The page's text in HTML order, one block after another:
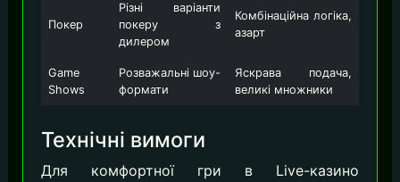
Покер
Різні варіанти
покеру з
дилером
Комбінаційна логіка,
азарт
Game
Shows
Розважальні шоу-
формати
Яскрава подача,
великі множники
Технічні вимоги
Для комфортної гри в Live-казино